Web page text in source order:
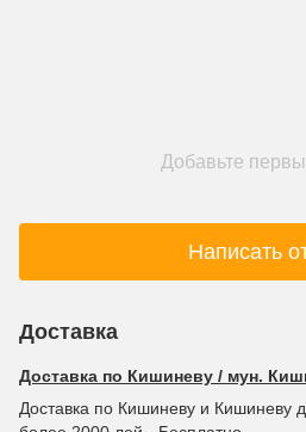
Добавьте
Написать
Доставка
Доставка по Кишиневу / мун.
Доставка по Кишиневу и Кишиневу